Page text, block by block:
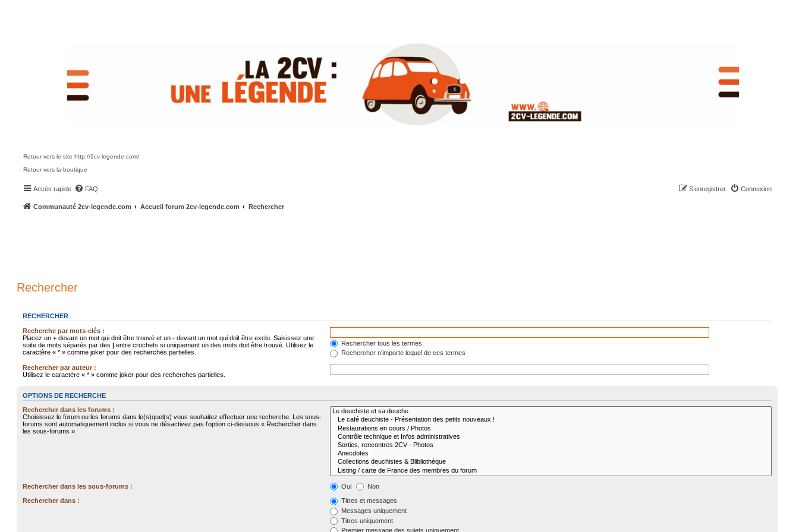
- Retour vers le site http://2cv-legende.com/
- Retour vers la boutique
Accès rapide FAQ Connexion
S’enregistrer
Communauté 2cv-legende.com Accueil forum 2cv-legende.com Rechercher
Rechercher
RECHERCHER
Recherche par mots-clés :
Placez un +devant un mot qui doit être trouvé et un -devant un mot qui doit être exclu. Saisissez une
suite de mots séparés par des |entre crochets si uniquement un des mots doit être trouvé. Utilisez le
caractère « * » comme joker pour des recherches partielles.
Rechercher tous les termes
Rechercher n’importe lequel de ces termes
Rechercher par auteur :
Utilisez le caractère « * » comme joker pour des recherches partielles.
OPTIONS DE RECHERCHE
Rechercher dans les forums :
Choisissez le forum ou les forums dans le(s)quel(s) vous souhaitez effectuer une recherche. Les sous-
forums sont automatiquement inclus si vous ne désactivez pas l’option ci-dessous « Rechercher dans
les sous-forums ».
Rechercher dans les sous-forums : Oui Non
Rechercher dans :
Titres et messages
Messages uniquement
Titres uniquement
Premier message des sujets uniquement